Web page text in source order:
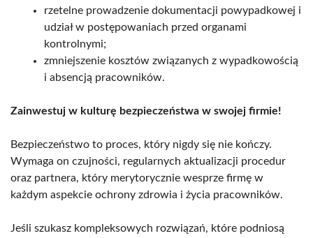
rzetelne prowadzenie dokumentacji powypadkowej i
udział w postępowaniach przed organami
kontrolnymi;
zmniejszenie kosztów związanych z wypadkowością
i absencją pracowników.
Zainwestuj w kulturę bezpieczeństwa w swojej firmie!
Bezpieczeństwo to proces, który nigdy się nie kończy.
Wymaga on czujności, regularnych aktualizacji procedur
oraz partnera, który merytorycznie wesprze firmę w
każdym aspekcie ochrony zdrowia i życia pracowników.
Jeśli szukasz kompleksowych rozwiązań, które podniosą